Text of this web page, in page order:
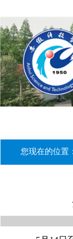
您现在的位置